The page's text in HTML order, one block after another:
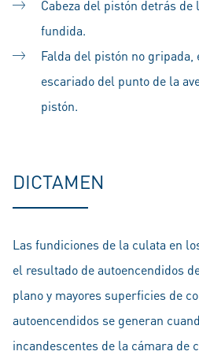
Cabeza del pistón detrás
fundida.
Falda del pistón no
escariado del punto de la
pistón.
DICTAMEN
Las fundiciones de la culata en
el resultado de autoencendidos
plano y mayores superficies de
autoencendidos se generan
incandescentes de la cámara de